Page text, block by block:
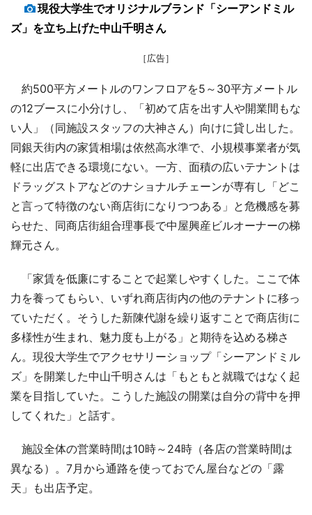
現役大学生でオリジナルブランド「シーアンドミル
ズ」を立ち上げた中山千明さん
［広告］
約500平方メートルのワンフロアを5～30平方メートル
の12ブースに小分けし、「初めて店を出す人や開業間もな
い人」（同施設スタッフの大神さん）向けに貸し出した。
同銀天街内の家賃相場は依然高水準で、小規模事業者が気
軽に出店できる環境にない。一方、面積の広いテナントは
ドラッグストアなどのナショナルチェーンが専有し「どこ
と言って特徴のない商店街になりつつある」と危機感を募
らせた、同商店街組合理事長で中屋興産ビルオーナーの梯
輝元さん。
「家賃を低廉にすることで起業しやすくした。ここで体
力を養ってもらい、いずれ商店街内の他のテナントに移っ
ていただく。そうした新陳代謝を繰り返すことで商店街に
多様性が生まれ、魅力度も上がる」と期待を込める梯さ
ん。現役大学生でアクセサリーショップ「シーアンドミル
ズ」を開業した中山千明さんは「もともと就職ではなく起
業を目指していた。こうした施設の開業は自分の背中を押
してくれた」と話す。
施設全体の営業時間は10時～24時（各店の営業時間は
異なる）。7月から通路を使っておでん屋台などの「露
天」も出店予定。